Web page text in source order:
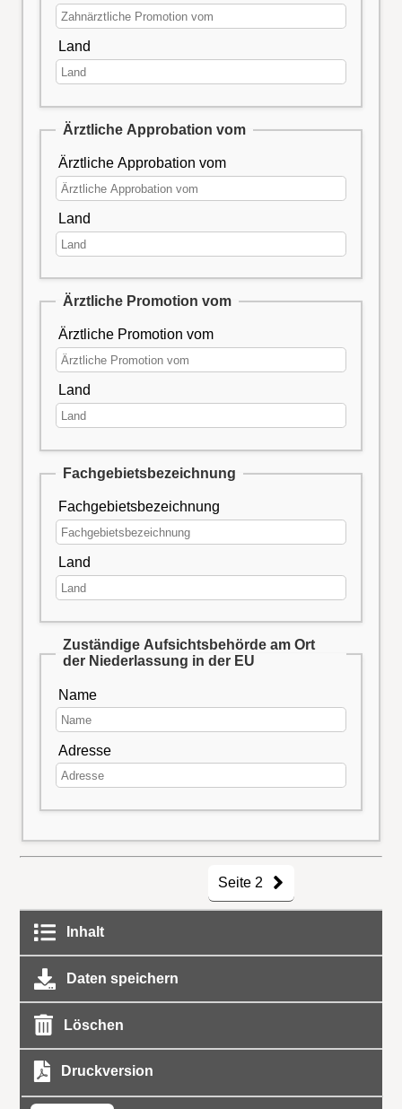
Land
Ärztliche Approbation vom
Ärztliche Approbation vom
Land
Ärztliche Promotion vom
Ärztliche Promotion vom
Land
Fachgebietsbezeichnung
Fachgebietsbezeichnung
Land
Zuständige Aufsichtsbehörde am Ort
der Niederlassung in der EU
Name
Adresse
Seite 2
Inhalt
Daten speichern
Löschen
Druckversion